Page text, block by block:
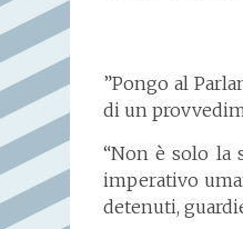
”Pongo al
di un
“Non è solo la
imperativo
detenuti,